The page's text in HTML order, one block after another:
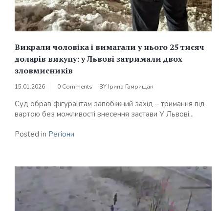
Викрали чоловіка і вимагали у нього 25 тисяч
доларів викупу: у Львові затримали двох
зловмисників
15.01.2026 0 Comments BY Ірина Гамрищак
Суд обрав фігурантам запобіжний захід – тримання під
вартою без можливості внесення застави У Львові...
Posted in Регіони